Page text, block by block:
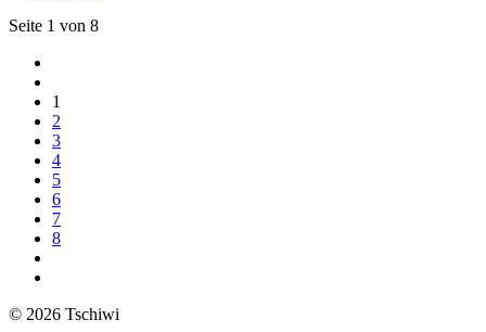
Seite 1 von 8
1
2
3
4
5
6
7
8
© 2026 Tschiwi